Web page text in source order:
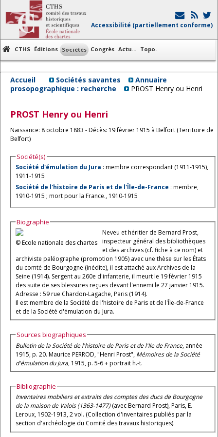
Accessibilité (partiellement conforme)
CTHS Éditions Sociétés Congrès Actu... Topo.
Accueil Sociétés savantes
Annuaire
prosopographique : recherche
PROST Henry ou Henri
PROST Henry ou Henri
Naissance: 8 octobre 1883 - Décès: 19 février 1915 à Belfort (Territoire de
Belfort)
Société(s)
Société d'émulation du Jura : membre correspondant (1911-1915),
1911-1915
Société de l'histoire de Paris et de l'Île-de-France : membre,
1910-1915 ; mort pour la France., 1910-1915
Biographie
© Ecole nationale des chartes
Neveu et héritier de Bernard Prost,
inspecteur général des bibliothèques
et des archives (cf. fiche à ce nom) et
archiviste paléographe (promotion 1905) avec une thèse sur les États
du comté de Bourgogne (inédite), il est attaché aux Archives de la
Seine (1914). Sergent au 260e d'infanterie, il meurt le 19 février 1915
des suite de ses blessures reçues devant l'ennemi le 27 janvier 1915.
Adresse : 59 rue Chardon-Lagache, Paris (1914).
Il est membre de la Société de l'histoire de Paris et de l'Île-de-France
et de la Société d'émulation du Jura.
Sources biographiques
Bulletin de la Société de l'histoire de Paris et de l'Ile de France, année
1915, p. 20. Maurice PERROD, "Henri Prost", Mémoires de la Société
d'émulation du Jura, 1915, p. 5-6 + portrait h.-t.
Bibliographie
Inventaires mobiliers et extraits des comptes des ducs de Bourgogne
de la maison de Valois (1363-1477)(avec Bernard Prost), Paris, E.
Leroux, 1902-1913, 2 vol. (Collection d'inventaires publiés par la
section d'archéologie du Comité des travaux historiques).